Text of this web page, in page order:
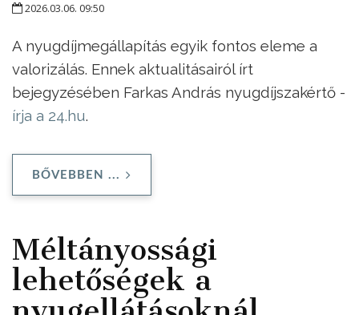
2026.03.06. 09:50
A nyugdíjmegállapítás egyik fontos eleme a
valorizálás. Ennek aktualitásairól írt
bejegyzésében Farkas András nyugdíjszakértő -
írja a 24.hu.
BŐVEBBEN ...
Méltányossági
lehetőségek a